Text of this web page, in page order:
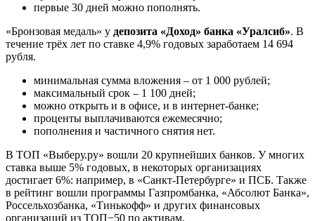
первые 30 дней можно пополнять.
«Бронзовая медаль» у депозита «Доход» банка «Уралсиб». В
течение трёх лет по ставке 4,9% годовых заработаем 14 694
рубля.
минимальная сумма вложения – от 1 000 рублей;
максимальный срок – 1 100 дней;
можно открыть и в офисе, и в интернет-банке;
проценты выплачиваются ежемесячно;
пополнения и частичного снятия нет.
В ТОП «Выберу.ру» вошли 20 крупнейших банков. У многих
ставка выше 5% годовых, в некоторых организациях
достигает 6%: например, в «Санкт-Петербурге» и ПСБ. Также
в рейтинг вошли программы Газпромбанка, «Абсолют Банка»,
Россельхозбанка, «Тинькофф» и других финансовых
организаций из ТОП−50 по активам.